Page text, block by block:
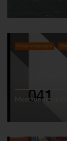
Voegovergangen
Meetkundig